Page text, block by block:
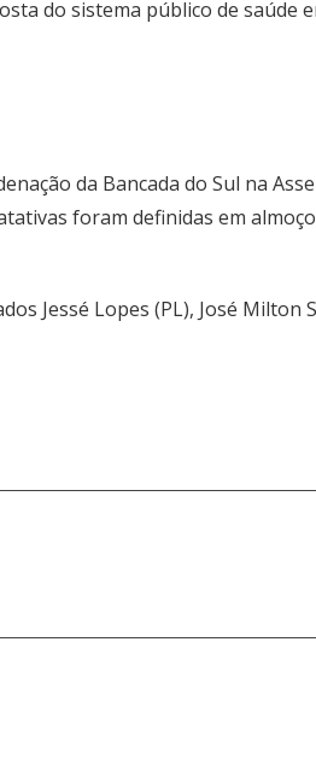
do sistema público de saúde
da Bancada do Sul na
foram definidas em
Jessé Lopes (PL), José Milton